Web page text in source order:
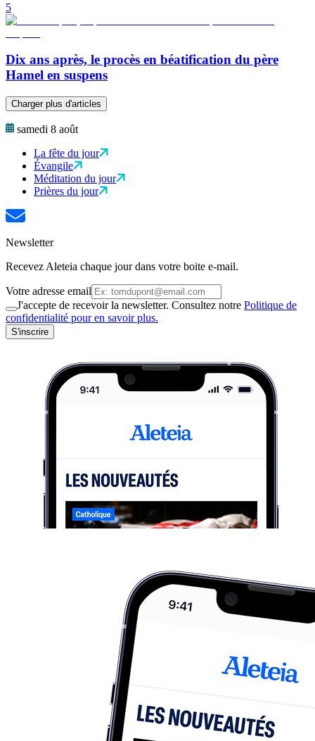
5
Dix ans après, le procès en béatification du père
Hamel en suspens
Charger plus d'articles
samedi 8 août
La fête du jour
Évangile
Méditation du jour
Prières du jour
Newsletter
Recevez Aleteia chaque jour dans votre boite e-mail.
Votre adresse email
J'accepte de recevoir la newsletter. Consultez notre Politique de
confidentialité pour en savoir plus.
S'inscrire